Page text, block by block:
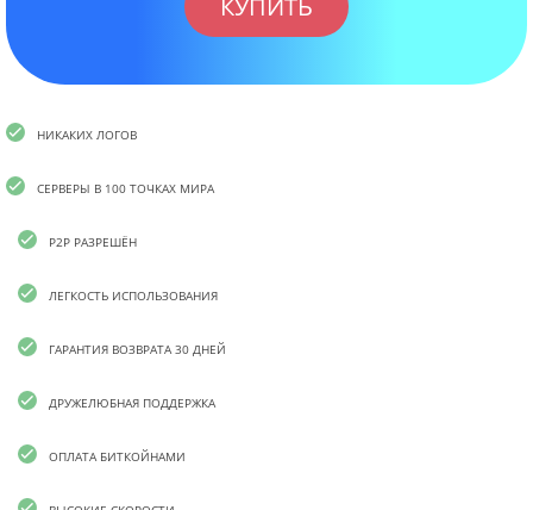
НИКАКИХ ЛОГОВ
СЕРВЕРЫ В 100 ТОЧКАХ МИРА
P2P РАЗРЕШЁН
ЛЕГКОСТЬ ИСПОЛЬЗОВАНИЯ
ГАРАНТИЯ ВОЗВРАТА 30 ДНЕЙ
ДРУЖЕЛЮБНАЯ ПОДДЕРЖКА
ОПЛАТА БИТКОЙНАМИ